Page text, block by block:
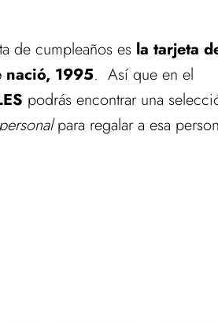
de cumpleaños es la tarjeta
nació, 1995. Así que en el
podrás encontrar una
para regalar a esa